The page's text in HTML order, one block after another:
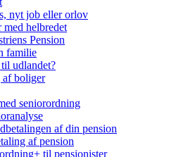
nyt job eller orlov
med helbredet
Pension
familie
udlandet?
boliger
seniorordning
af din pension
af pension
til pensionister